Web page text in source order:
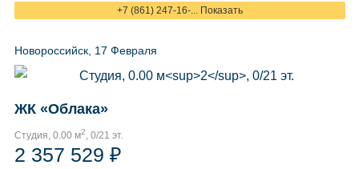
+7 (861) 247-16-... Показать
Новороссийск, 17 Февраля
ЖК «Облака»
Студия, 0.00 м2, 0/21 эт.
2 357 529 ₽